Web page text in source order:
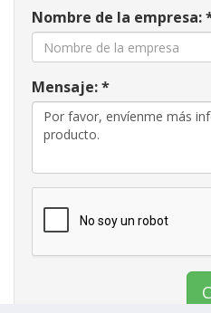
Nombre de la empresa:
Mensaje: *